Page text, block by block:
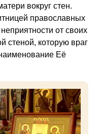
вокруг стен.
православных
от своих
стеной, которую враг
Её